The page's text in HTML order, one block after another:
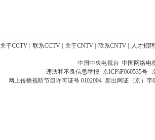
关于CCTV 联系CCTV 关于CNTV 联系CNTV 人才招聘
中国中央电视台 中国网络电
违法和不良信息举报 京ICP证060535号
网上传播视听节目许可证号 0102004 新出网证（京）